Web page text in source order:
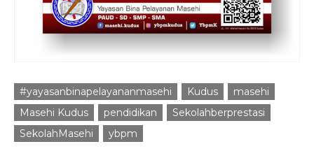
#yayasanbinapelayananmasehi Kudus
masehi
Masehi Kudus
pendidikan
Sekolahberprestasi
SekolahMasehi
ybpm